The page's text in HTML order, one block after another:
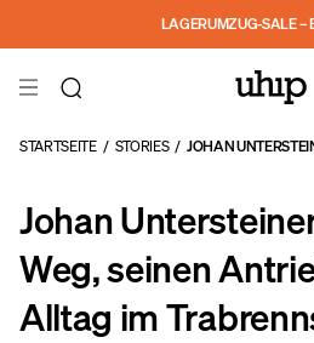
a11y-skip-to-main-contentLAGERUMZUG-SALE –
STARTSEITE / STORIES / JOHAN
Johan
Weg, seinen
Alltag im